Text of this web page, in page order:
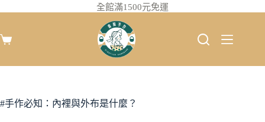
全館滿1500元免運
#手作必知：內裡與外布是什麼？